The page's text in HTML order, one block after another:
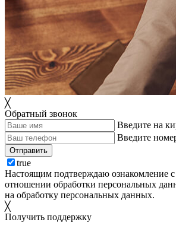
╳
Обратный звонок
Введите на
Введите
Отправить
true
Настоящим подтверждаю ознакомление с
отношении обработки персональных
на обработку персональных данных.
╳
Получить поддержку